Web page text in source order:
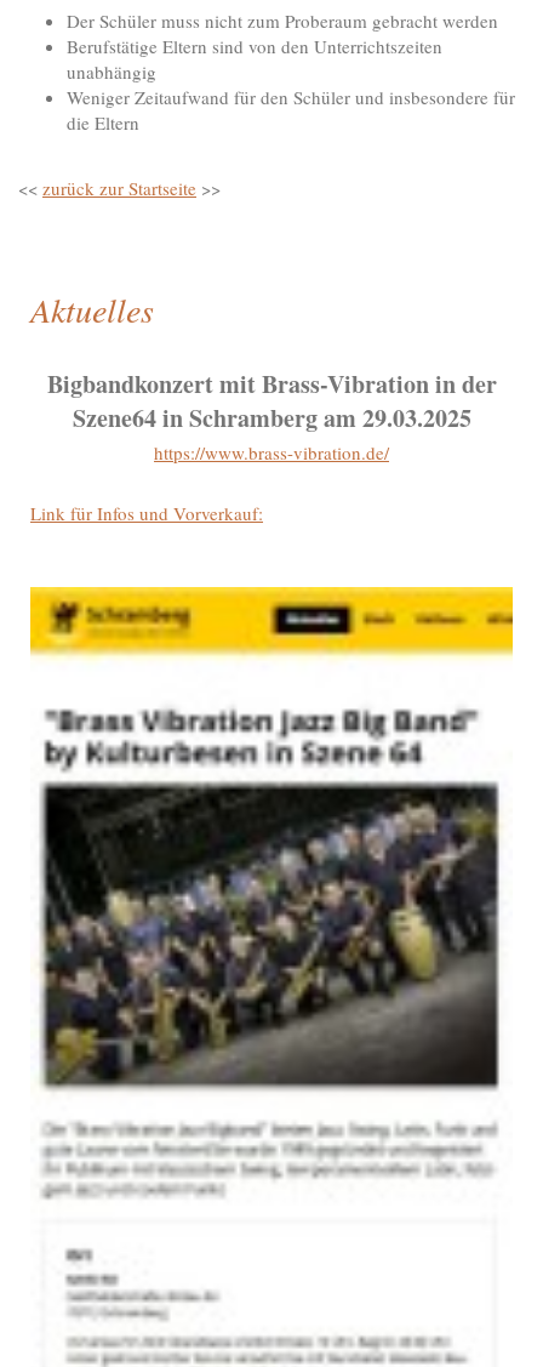
Der Schüler muss nicht zum Proberaum gebracht werden
Berufstätige Eltern sind von den Unterrichtszeiten
unabhängig
Weniger Zeitaufwand für den Schüler und insbesondere für
die Eltern
<< zurück zur Startseite >>
Aktuelles
Bigbandkonzert mit Brass-Vibration in der
Szene64 in Schramberg am 29.03.2025
https://www.brass-vibration.de/
Link für Infos und Vorverkauf: